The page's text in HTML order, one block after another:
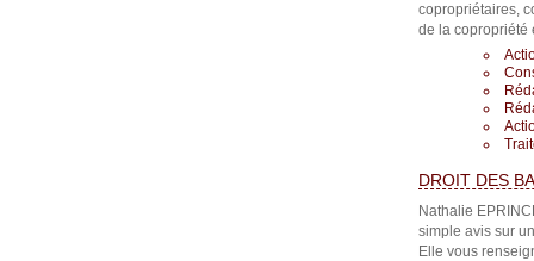
copropriétaires,
de la copropriété
DROIT DES
Nathalie
simple avis sur
Elle vous